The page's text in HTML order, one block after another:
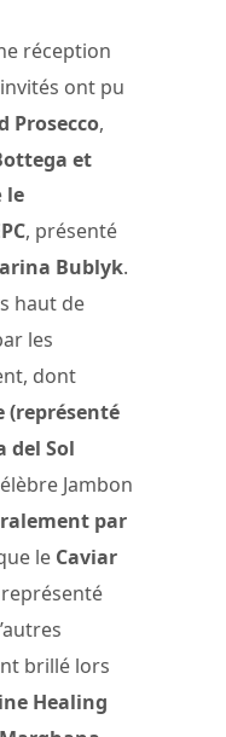
réception
ont pu
Prosecco,
et
le
, présenté
Bublyk.
haut de
les
dont
(représenté
del Sol
Jambon
par
le Caviar
brillé lors
Healing